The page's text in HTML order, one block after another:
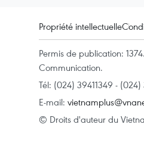
Propriété intellectuelle
Permis de publication:
Communication.
Tél: (024) 39411349 -
E-mail:
© Droits d'auteur du